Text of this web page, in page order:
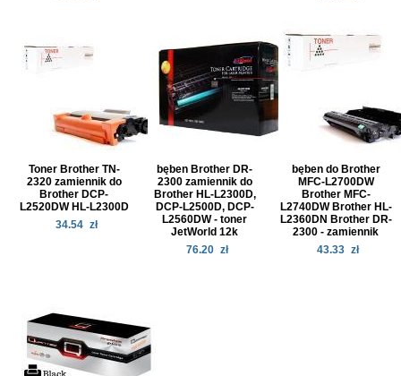
Toner Brother TN-
2320 zamiennik do
Brother DCP-
L2520DW HL-L2300D
34.54 zł
bęben Brother DR-
2300 zamiennik do
Brother HL-L2300D,
DCP-L2500D, DCP-
L2560DW - toner
JetWorld 12k
76.20 zł
bęben do Brother
MFC-L2700DW
Brother MFC-
L2740DW Brother HL-
L2360DN Brother DR-
2300 - zamiennik
43.33 zł